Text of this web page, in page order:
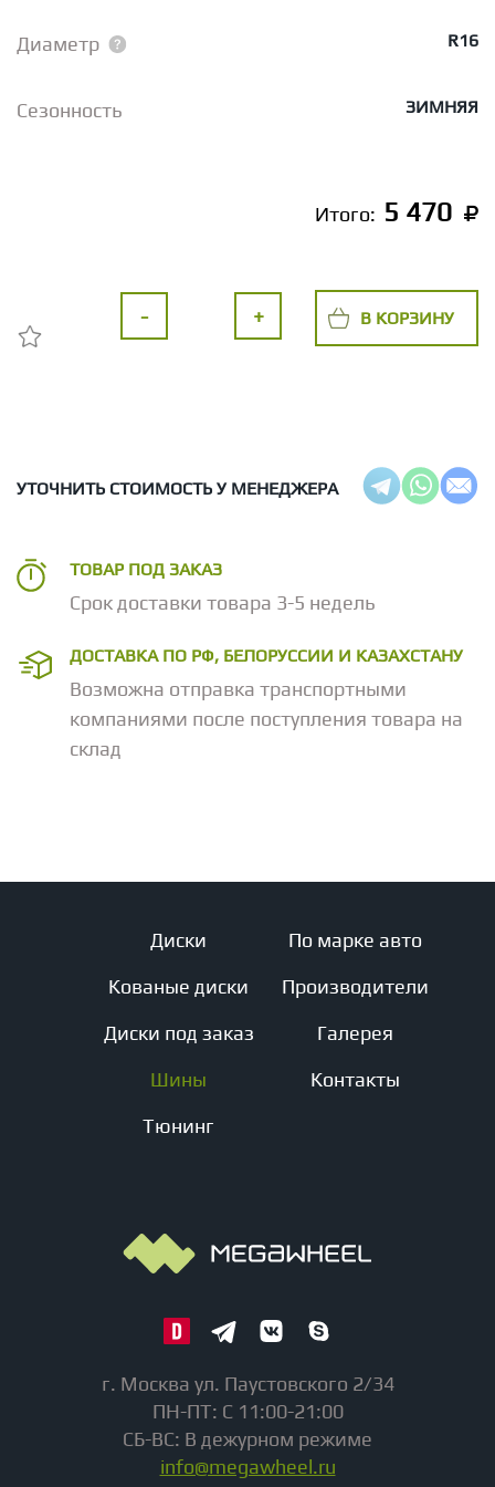
Диаметр R16
Сезонность ЗИМНЯЯ
Итого: 5 470
- + В КОРЗИНУ
УТОЧНИТЬ СТОИМОСТЬ У МЕНЕДЖЕРА
ТОВАР ПОД ЗАКАЗ
Срок доставки товара 3-5 недель
ДОСТАВКА ПО РФ, БЕЛОРУССИИ И КАЗАХСТАНУ
Возможна отправка транспортными
компаниями после поступления товара на
склад
Диски
Кованые диски
Диски под заказ
Шины
Тюнинг
По марке авто
Производители
Галерея
Контакты
г. Москва ул. Паустовского 2/34
ПН-ПТ: С 11:00-21:00
СБ-ВС: В дежурном режиме
info@megawheel.ru